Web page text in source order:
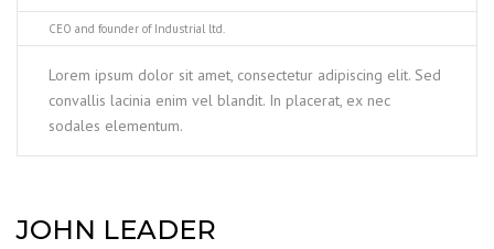
CEO and founder of Industrial ltd.
Lorem ipsum dolor sit amet, consectetur adipiscing elit. Sed
convallis lacinia enim vel blandit. In placerat, ex nec
sodales elementum.
JOHN LEADER